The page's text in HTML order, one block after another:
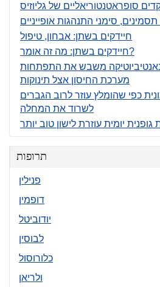
סופראטנטוריאליים של גליוזיס
סימני התנהגות אופייניים
חיידקים בשתן: אבחון, טיפול
חיידקים בשתן: מה זה אומר?
משבש את התפתחות
מערכת החיסון אצל תינוקות
כפי שהומלץ עוזר לרוב הגברים
לשרוד את המחלה
גופנית יומית עוזרת לישון טוב יותר
תרופות
פנילין
דופמין
יודוביטל
לבוסין
כלורוסול
ולריאן